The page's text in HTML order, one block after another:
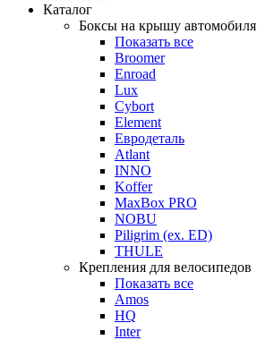
Каталог
Боксы на крышу автомобиля
Показать все
Broomer
Enroad
Lux
Cybort
Element
Евродеталь
Atlant
INNO
Koffer
MaxBox PRO
NOBU
Piligrim (ex. ED)
THULE
Крепления для велосипедов
Показать все
Amos
HQ
Inter